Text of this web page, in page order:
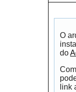
O
do
link